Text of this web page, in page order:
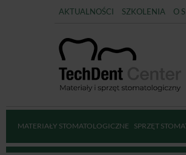
AKTUALNOŚCI SZKOLENIA O
MATERIAŁY STOMATOLOGICZNE SPRZĘT